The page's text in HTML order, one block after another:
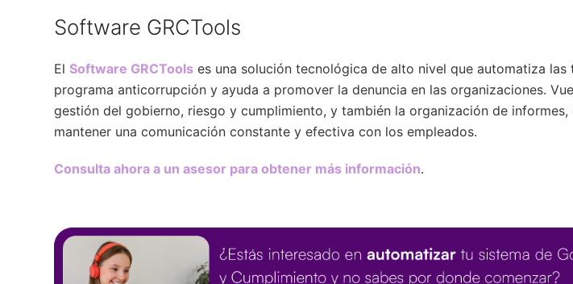
Software GRCTools
El Software GRCTools es una solución tecnológica de alto nivel que automatiza las
programa anticorrupción y ayuda a promover la denuncia en las organizaciones.
gestión del gobierno, riesgo y cumplimiento, y también la organización de
mantener una comunicación constante y efectiva con los empleados.
Consulta ahora a un asesor para obtener más información.